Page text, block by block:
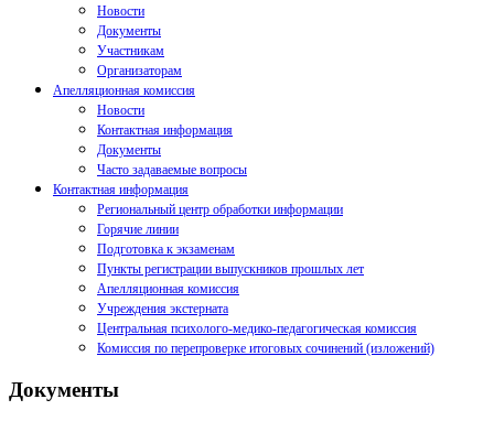
Новости
Документы
Участникам
Организаторам
Апелляционная комиссия
Новости
Контактная информация
Документы
Часто задаваемые вопросы
Контактная информация
Региональный центр обработки информации
Горячие линии
Подготовка к экзаменам
Пункты регистрации выпускников прошлых лет
Апелляционная комиссия
Учреждения экстерната
Центральная психолого-медико-педагогическая комиссия
Комиссия по перепроверке итоговых сочинений (изложений)
Документы